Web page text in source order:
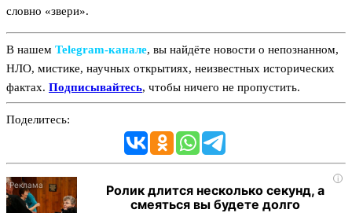
словно «звери».
В нашем Telegram‑канале, вы найдёте новости о непознанном,
НЛО, мистике, научных открытиях, неизвестных исторических
фактах. Подписывайтесь, чтобы ничего не пропустить.
Поделитесь:
i
Ролик длится несколько секунд, а
смеяться вы будете долго